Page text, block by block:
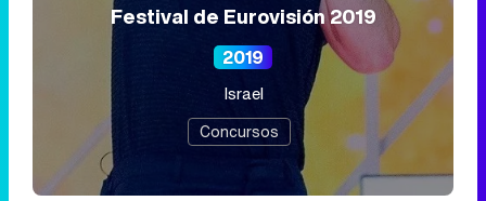
Festival de Eurovisión 2019
2019
Israel
Concursos